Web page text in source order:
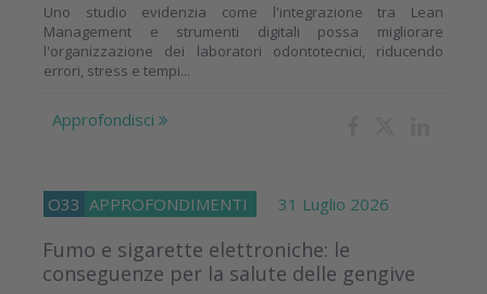
Uno studio evidenzia come l'integrazione tra Lean
Management e strumenti digitali possa migliorare
l'organizzazione dei laboratori odontotecnici, riducendo
errori, stress e tempi...
Approfondisci
O33 APPROFONDIMENTI 31 Luglio 2026
Fumo e sigarette elettroniche: le
conseguenze per la salute delle gengive